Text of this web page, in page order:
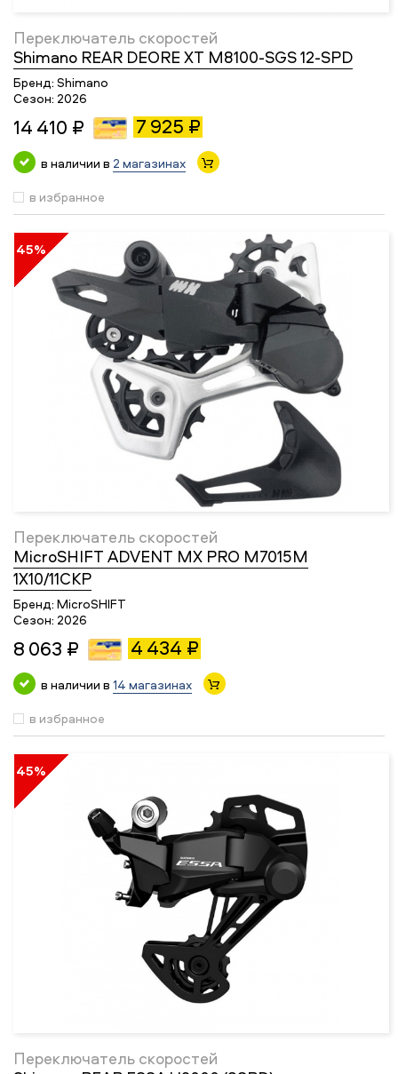
Переключатель скоростей
Shimano REAR DEORE XT M8100-SGS 12-SPD
Бренд: Shimano
Сезон: 2026
14 410 ₽ 7 925 ₽
в наличии в 2 магазинах
в избранное
45%
Переключатель скоростей
MicroSHIFT ADVENT MX PRO M7015M
1X10/11СКР
Бренд: MicroSHIFT
Сезон: 2026
8 063 ₽ 4 434 ₽
в наличии в 14 магазинах
в избранное
45%
Переключатель скоростей